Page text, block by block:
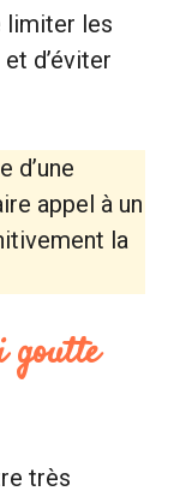
limiter les
d’éviter
d’une
appel à un
la
goutte
très